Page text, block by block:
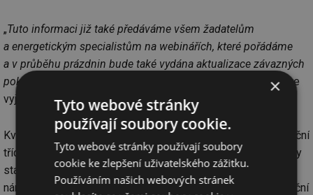
„Tuto informaci již také předáváme všem žadatelům
a energetickým specialistům na webinářích, které pořádáme
a v průběhu prázdnin bude také vydána aktualizace závazných
pokynů pro žadatele, kde bude tato chyba opravena
,“ uvádí ve
vyjádření SFŽP.
Kvalita kompletní obálky budovy se nadále dokládá klasifikační
třídou průměrného součinitele prostupu tepla obálkou budovy
stanovená dle vyhlášky 264/2020 Sb. o energetické
náročnosti budov. U rodinných domů je požadována klasifikační
×
Tyto webové stránky
používají soubory cookie.
Tyto webové stránky používají soubory
cookie ke zlepšení uživatelského zážitku.
Používáním našich webových stránek